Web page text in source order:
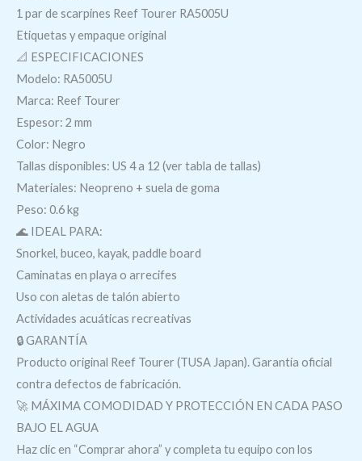
1 par de scarpines Reef Tourer RA5005U
Etiquetas y empaque original
📐 ESPECIFICACIONES
Modelo: RA5005U
Marca: Reef Tourer
Espesor: 2 mm
Color: Negro
Tallas disponibles: US 4 a 12 (ver tabla de tallas)
Materiales: Neopreno + suela de goma
Peso: 0.6 kg
🌊 IDEAL PARA:
Snorkel, buceo, kayak, paddle board
Caminatas en playa o arrecifes
Uso con aletas de talón abierto
Actividades acuáticas recreativas
🔒 GARANTÍA
Producto original Reef Tourer (TUSA Japan). Garantía oficial
contra defectos de fabricación.
🚀 MÁXIMA COMODIDAD Y PROTECCIÓN EN CADA PASO
BAJO EL AGUA
Haz clic en “Comprar ahora” y completa tu equipo con los